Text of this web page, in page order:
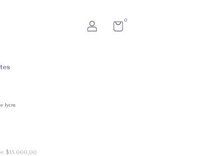
0
lycra
$15.000,00